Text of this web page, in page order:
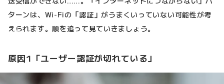
ターンは、Wi-Fiの「認証」がうまくいっていない可能性が考
えられます。順を追って見ていきましょう。
原因1「ユーザー認証が切れている」